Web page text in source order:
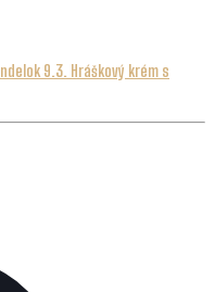
9.3. Hráškový krém s